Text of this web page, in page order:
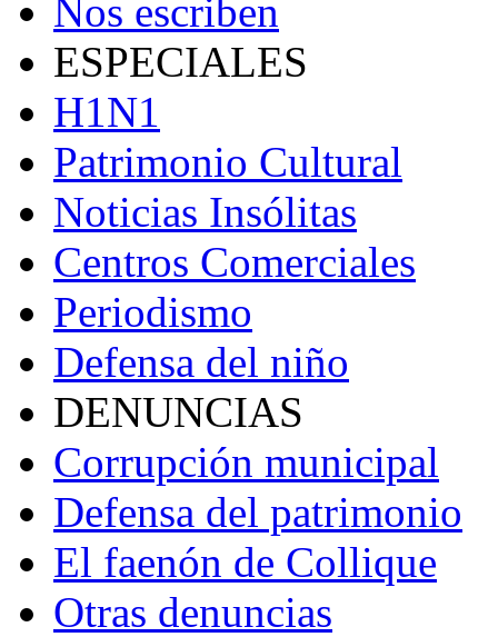
Nos escriben
ESPECIALES
H1N1
Patrimonio Cultural
Noticias Insólitas
Centros Comerciales
Periodismo
Defensa del niño
DENUNCIAS
Corrupción municipal
Defensa del patrimonio
El faenón de Collique
Otras denuncias